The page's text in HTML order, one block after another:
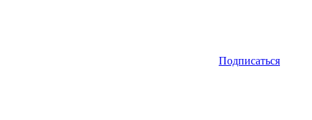
Подписаться